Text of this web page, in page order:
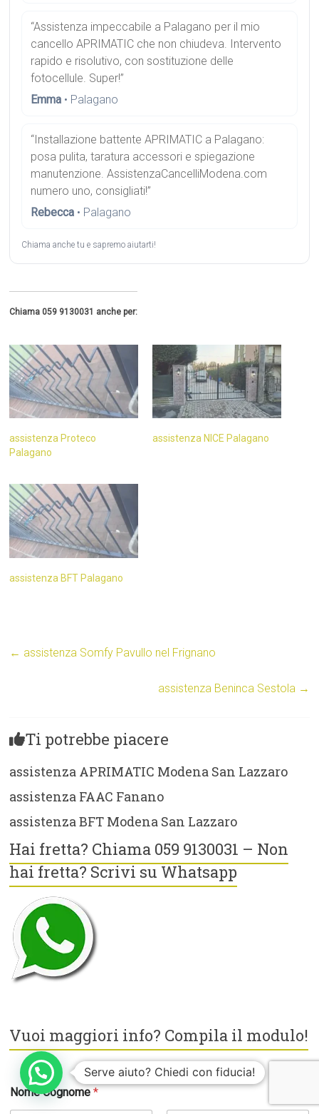
“Assistenza impeccabile a Palagano per il mio
cancello APRIMATIC che non chiudeva. Intervento
rapido e risolutivo, con sostituzione delle
fotocellule. Super!”
Emma • Palagano
“Installazione battente APRIMATIC a Palagano:
posa pulita, taratura accessori e spiegazione
manutenzione. AssistenzaCancelliModena.com
numero uno, consigliati!”
Rebecca • Palagano
Chiama anche tu e sapremo aiutarti!
Chiama 059 9130031 anche per:
assistenza Proteco
Palagano
assistenza NICE Palagano
assistenza BFT Palagano
← assistenza Somfy Pavullo nel Frignano
assistenza Beninca Sestola →
Ti potrebbe piacere
assistenza APRIMATIC Modena San Lazzaro
assistenza FAAC Fanano
assistenza BFT Modena San Lazzaro
Hai fretta? Chiama 059 9130031 – Non
hai fretta? Scrivi su Whatsapp
Vuoi maggiori info? Compila il modulo!
Nome Cognome*
Serve aiuto? Chiedi con fiducia!